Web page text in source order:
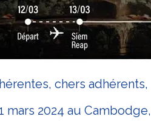
chers adhérents,
mars 2024 au